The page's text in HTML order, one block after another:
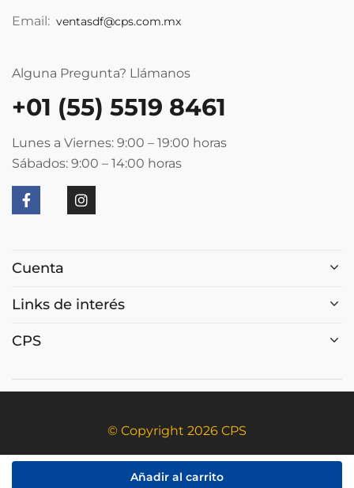
Añadir al carrito
Email: ventasdf@cps.com.mx
Alguna Pregunta? Llámanos
+01 (55) 5519 8461
Lunes a Viernes: 9:00 – 19:00 horas
Sábados: 9:00 – 14:00 horas
Cuenta
Links de interés
CPS
© Copyright 2026 CPS